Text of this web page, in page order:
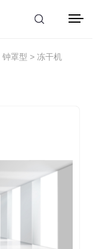
钟罩型 > 冻干机